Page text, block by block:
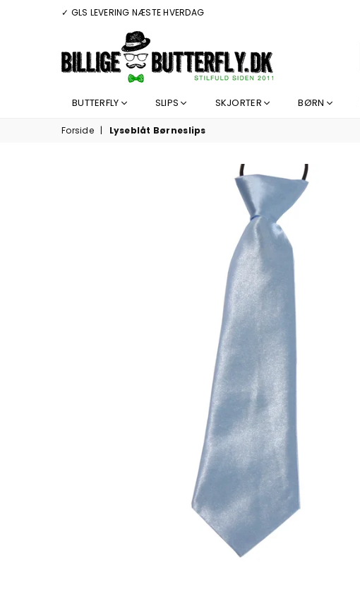
✓ GLS LEVERING NÆSTE HVERDAG
BILLIGEBUTTERFLY.DK
BUTTERFLY SLIPS SKJORTER BØRN
Forside | Lyseblåt Børneslips